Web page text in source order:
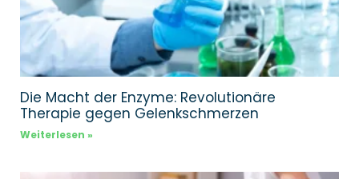
Die Macht der Enzyme: Revolutionäre
Therapie gegen Gelenkschmerzen
Weiterlesen »